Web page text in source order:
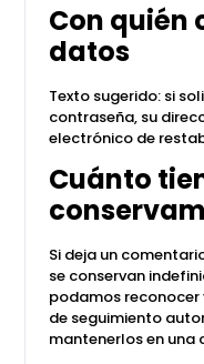
Con quién
datos
Texto sugerido: si
contraseña, su
electrónico de
Cuánto
Si deja un
se conservan
podamos
de seguimiento
mantenerlos en una